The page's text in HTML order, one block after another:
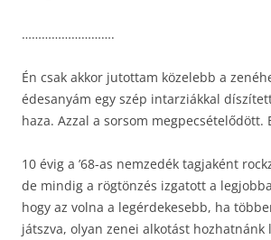
……………………….
Én csak akkor jutottam közelebb a
édesanyám egy szép intarziákkal
haza. Azzal a sorsom megpecsételődött.
10 évig a ’68-as nemzedék tagjaként
de mindig a rögtönzés izgatott a
hogy az volna a legérdekesebb, ha
játszva, olyan zenei alkotást